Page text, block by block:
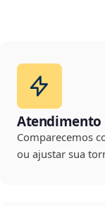
Atendimento
Comparecemos
ou ajustar sua